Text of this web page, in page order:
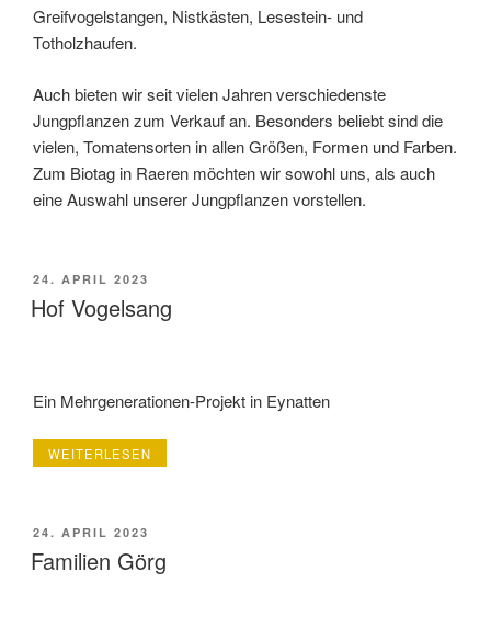
Greifvogelstangen, Nistkästen, Lesestein- und
Totholzhaufen.
Auch bieten wir seit vielen Jahren verschiedenste
Jungpflanzen zum Verkauf an. Besonders beliebt sind die
vielen, Tomatensorten in allen Größen, Formen und Farben.
Zum Biotag in Raeren möchten wir sowohl uns, als auch
eine Auswahl unserer Jungpflanzen vorstellen.
VERÖFFENTLICHT
AM
24. APRIL 2023
Hof Vogelsang
Ein Mehrgenerationen-Projekt in Eynatten
„HOF
VOGELSANG“
WEITERLESEN
VERÖFFENTLICHT
AM
24. APRIL 2023
Familien Görg